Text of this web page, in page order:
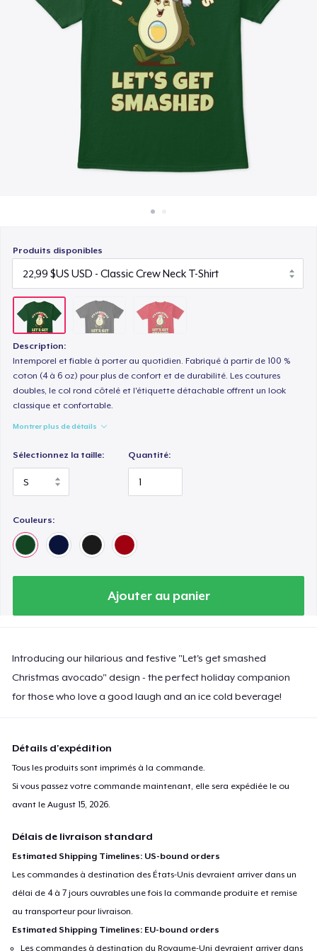
Vendez partout
Vendre n'importe quoi
Produits disponibles
Description:
Intemporel et fiable à porter au quotidien. Fabriqué à partir de 100 %
coton (4 à 6 oz) pour plus de confort et de durabilité. Les coutures
doubles, le col rond côtelé et l'étiquette détachable offrent un look
classique et confortable.
Montrer plus de détails
Sélectionnez la taille: Quantité:
Couleurs:
Ajouter au panier
Introducing our hilarious and festive "Let's get smashed
Christmas avocado" design - the perfect holiday companion
for those who love a good laugh and an ice cold beverage!
Détails d'expédition
Tous les produits sont imprimés à la commande.
Si vous passez votre commande maintenant, elle sera expédiée le ou
avant leAugust 15, 2026.
Délais de livraison standard
Estimated Shipping Timelines: US-bound orders
Les commandes à destination des États-Unis devraient arriver dans un
délai de 4 à 7 jours ouvrables une fois la commande produite et remise
au transporteur pour livraison.
Estimated Shipping Timelines: EU-bound orders
Les commandes à destination du Royaume-Uni devraient arriver dans